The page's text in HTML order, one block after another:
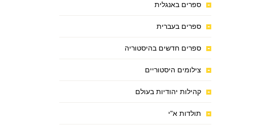
ספרים באנגלית
ספרים בעברית
ספרים חדשים בהיסטוריה
צילומים היסטוריים
קהילות יהודיות בעולם
תולדות א"י